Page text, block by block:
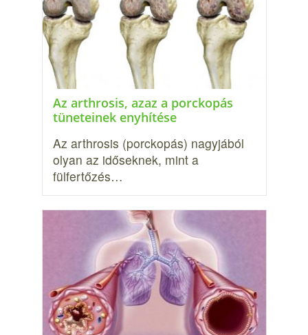
Az arthrosis, azaz a porckopás
tüneteinek enyhítése
Az arthrosis (porckopás) nagyjából
olyan az időseknek, mint a
fülfertőzés…